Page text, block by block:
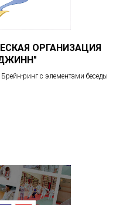
ОРГАНИЗАЦИЯ
ринг с элементами беседы